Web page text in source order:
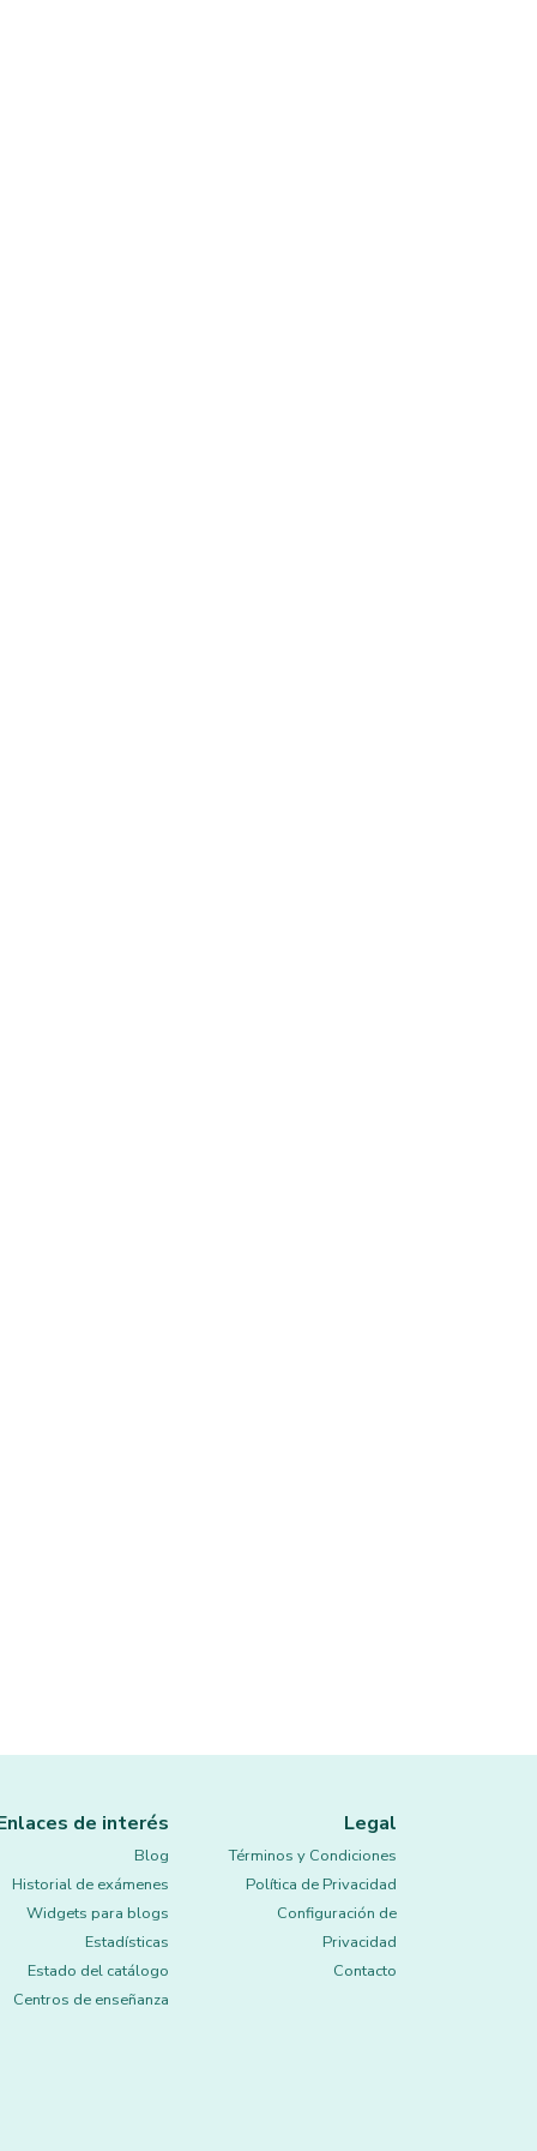
de interés
Blog
Historial de exámenes
Widgets para blogs
Estadísticas
Estado del catálogo
Centros de enseñanza
Legal
Términos y Condiciones
Política de Privacidad
Configuración de
Privacidad
Contacto